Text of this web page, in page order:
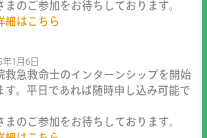
まのご参加をお待ちしております。
細はこちら
年1月6日
救急救命士のインターンシップを開始
す。平日であれば随時申し込み可能で
まのご参加をお待ちしております。